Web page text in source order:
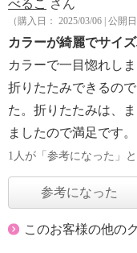
べるこ さん
（購入日： 2025/03/06 | 公開
カラーが綺麗でサイ
カラーで一目惚れし
折りたたみできるの
た。折りたたみは、
ましたので満足です。
1人が「参考になった」
参考になった
このお客様の他の